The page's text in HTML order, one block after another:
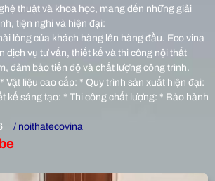
thuật và khoa học, mang đến những giải
tiện nghi và hiện đại:
lòng của khách hàng lên hàng đầu. Eco vina
dịch vụ tư vấn, thiết kế và thi công nội thất
đảm bảo tiến độ và chất lượng công trình.
Vật liệu cao cấp: * Quy trình sản xuất hiện đại:
kế sáng tạo: * Thi công chất lượng: * Bảo hành
/ noithatecovina